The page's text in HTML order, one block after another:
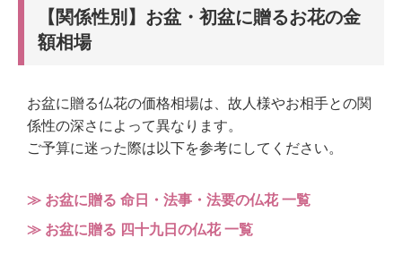
【関係性別】お盆・初盆に贈るお花の金
額相場
お盆に贈る仏花の価格相場は、故人様やお相手との関
係性の深さによって異なります。
ご予算に迷った際は以下を参考にしてください。
≫ お盆に贈る 命日・法事・法要の仏花 一覧
≫ お盆に贈る 四十九日の仏花 一覧